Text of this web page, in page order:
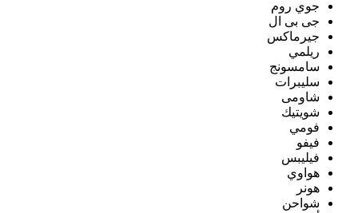
جوي روم
جى بى ال
جيرماكس
ريلمي
سامسونج
سليبرات
شاومى
شويتيك
فومي
فيفو
فيليبس
هواوي
هونر
شواحن